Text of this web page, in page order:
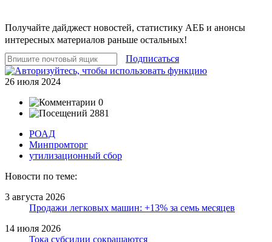
Получайте дайджест новостей, статистику АЕБ и анонсы
интересных материалов раньше остальных!
Подписаться
26 июля 2024
0
2881
РОАД
Минпромторг
утилизационный сбор
Новости по теме:
3 августа 2026
Продажи легковых машин: +13% за семь месяцев
14 июля 2026
Тока субсидии сокращаются